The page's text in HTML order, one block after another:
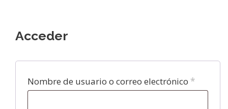
Acceder
Nombre de usuario o correo electrónico *O